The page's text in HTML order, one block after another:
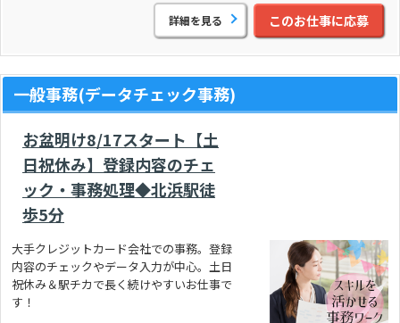
詳細を見る このお仕事に応募
一般事務(データチェック事務)
お盆明け8/17スタート【土
日祝休み】登録内容のチェ
ック・事務処理◆北浜駅徒
歩5分
大手クレジットカード会社での事務。登録
内容のチェックやデータ入力が中心。土日
祝休み＆駅チカで長く続けやすいお仕事で
す！